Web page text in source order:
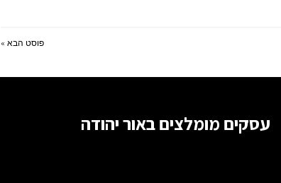
פוסט הבא »
עסקים מומלצים באור יהודה